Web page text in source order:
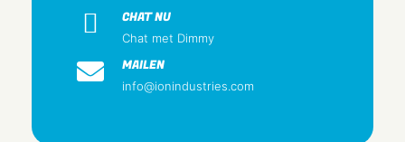
Connector Coax – TV
CHAT NU
Chat met Dimmy
MAILEN
info@ionindustries.com